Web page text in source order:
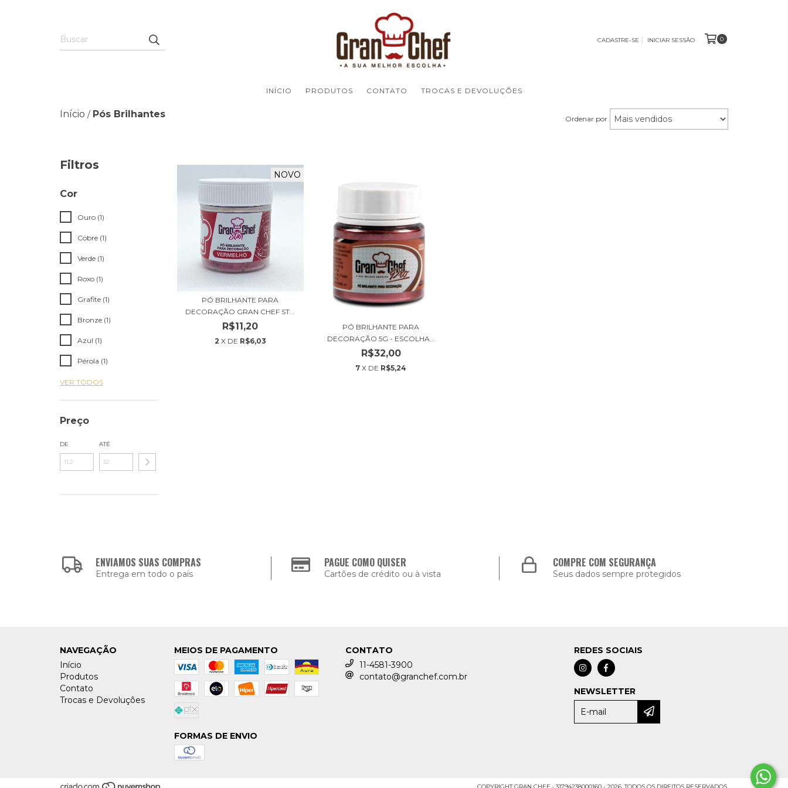
CADASTRE-SE INICIAR SESSÃO 0
INÍCIO PRODUTOS CONTATO TROCAS E DEVOLUÇÕES
Início / Pós Brilhantes Ordenar por
Filtros
Cor
Ouro (1)
Cobre (1)
Verde (1)
Roxo (1)
Grafite (1)
Bronze (1)
Azul (1)
Pérola (1)
VER TODOS
Preço
DE ATÉ
NOVO
PÓ BRILHANTE PARA
DECORAÇÃO GRAN CHEF ST...
R$11,20
2 X DE R$6,03
PÓ BRILHANTE PARA
DECORAÇÃO 5G - ESCOLHA...
R$32,00
7 X DE R$5,24
ENVIAMOS SUAS COMPRAS
Entrega em todo o país
PAGUE COMO QUISER
Cartões de crédito ou à vista
COMPRE COM SEGURANÇA
Seus dados sempre protegidos
NAVEGAÇÃO
Início
Produtos
Contato
Trocas e Devoluções
MEIOS DE PAGAMENTO
FORMAS DE ENVIO
CONTATO
11-4581-3900
contato@granchef.com.br
REDES SOCIAIS
NEWSLETTER